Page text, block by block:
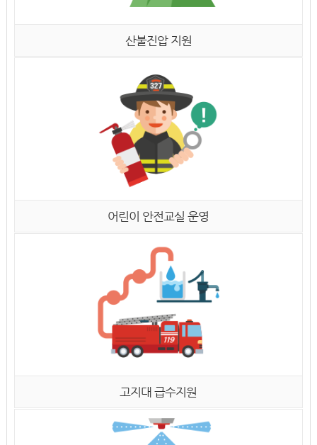
산불진압 지원
어린이 안전교실 운영
고지대 급수지원